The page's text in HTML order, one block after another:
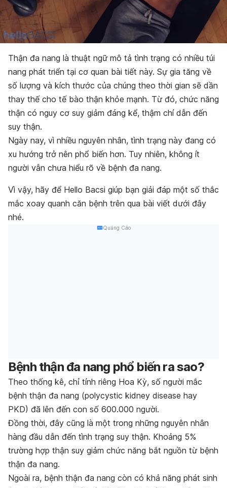
Thận đa nang là thuật ngữ mô tả tình trạng có nhiều túi
nang phát triển tại cơ quan bài tiết này. Sự gia tăng về
số lượng và kích thước của chúng theo thời gian sẽ dần
thay thế cho tế bào thận khỏe mạnh. Từ đó, chức năng
thận có nguy cơ suy giảm đáng kể, thậm chí dẫn đến
suy thận.
Ngày nay, vì nhiều nguyên nhân, tình trạng này đang có
xu hướng trở nên phổ biến hơn. Tuy nhiên, không ít
người vẫn chưa hiểu rõ về bệnh đa nang.
Vì vậy, hãy để Hello Bacsi giúp bạn giải đáp một số thắc
mắc xoay quanh căn bệnh trên qua bài viết dưới đây
nhé.
Quảng Cáo
Bệnh thận đa nang phổ biến ra sao?
Theo thống kê, chỉ tính riêng Hoa Kỳ, số người mắc
bệnh thận đa nang (polycystic kidney disease hay
PKD) đã lên đến con số 600.000 người.
Đồng thời, đây cũng là một trong những nguyên nhân
hàng đầu dẫn đến tình trạng suy thận. Khoảng 5%
trường hợp thận suy giảm chức năng bắt nguồn từ bệnh
thận đa nang.
Ngoài ra, bệnh thận đa nang còn có khả năng phát sinh